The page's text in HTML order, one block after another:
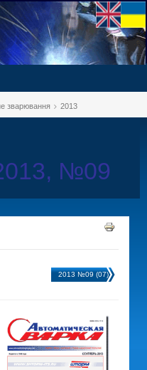
зварювання 2013
№09
2013 №09 (07)